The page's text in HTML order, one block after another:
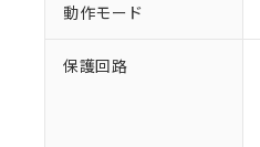
動作モード
保護回路